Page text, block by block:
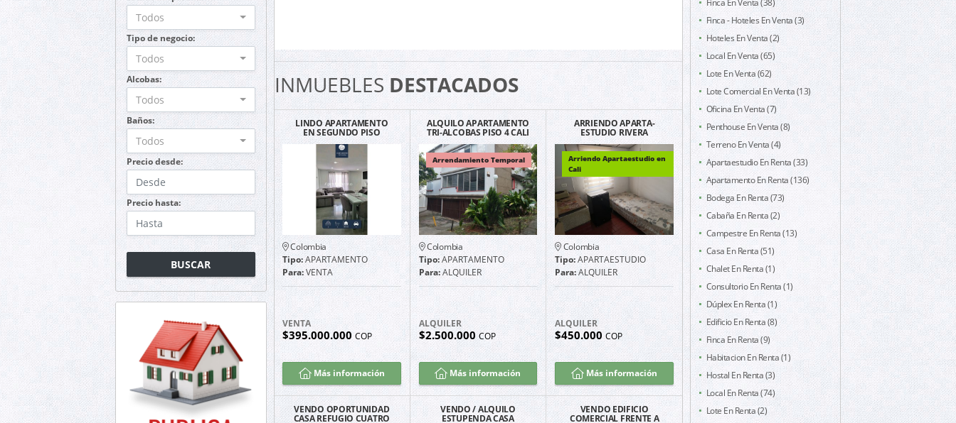
Todos
Tipo de negocio:
Todos
Alcobas:
Todos
Baños:
Todos
Precio desde:
Precio hasta:
BUSCAR
INMUEBLESDESTACADOS
LINDO APARTAMENTO
EN SEGUNDO PISO
ESQUINERO EN VENTA -
CARMEN VIBORAL.
Colombia
Tipo:APARTAMENTO
Para:VENTA
VENTA
$395.000.000 COP
Más información
ALQUILO APARTAMENTO
TRI-ALCOBAS PISO 4 CALI
SAN FERNANDO POR
MESES
Arrendamiento Temporal
Colombia
Tipo:APARTAMENTO
Para:ALQUILER
ALQUILER
$2.500.000COP
Más información
ARRIENDO APARTA-
ESTUDIO RIVERA
GUAYACANES EXCELENTE
UBICACIÓN G1203
Arriendo Apartaestudio en
Cali
Colombia
Tipo:APARTAESTUDIO
Para:ALQUILER
ALQUILER
$450.000COP
Más información
VENDO OPORTUNIDAD
CASA REFUGIO CUATRO
VENDO / ALQUILO
ESTUPENDA CASA
VENDO EDIFICIO
COMERCIAL FRENTE A
Finca - Hoteles En Venta (3)
Hoteles En Venta (2)
Local En Venta (65)
Lote En Venta (62)
Lote Comercial En Venta (13)
Oficina En Venta (7)
Penthouse En Venta (8)
Terreno En Venta (4)
Apartaestudio En Renta (33)
Apartamento En Renta (136)
Bodega En Renta (73)
Cabaña En Renta (2)
Campestre En Renta (13)
Casa En Renta (51)
Chalet En Renta (1)
Consultorio En Renta (1)
Dúplex En Renta (1)
Edificio En Renta (8)
Finca En Renta (9)
Habitacion En Renta (1)
Hostal En Renta (3)
Local En Renta (74)
Lote En Renta (2)